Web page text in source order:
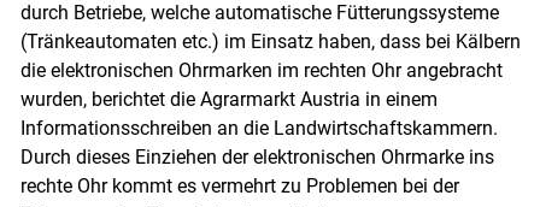
durch Betriebe, welche automatische Fütterungssysteme
(Tränkeautomaten etc.) im Einsatz haben, dass bei Kälbern
die elektronischen Ohrmarken im rechten Ohr angebracht
wurden, berichtet die Agrarmarkt Austria in einem
Informationsschreiben an die Landwirtschaftskammern.
Durch dieses Einziehen der elektronischen Ohrmarke ins
rechte Ohr kommt es vermehrt zu Problemen bei der